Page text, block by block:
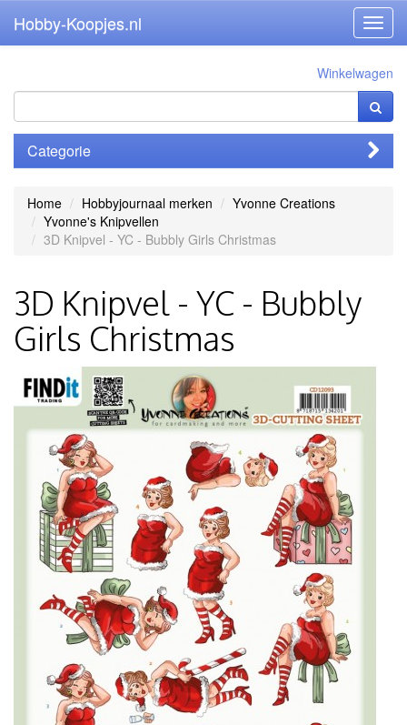
Hobby-Koopjes.nl
Winkelwagen
Categorie
Home Hobbyjournaal merken
Yvonne Creations
Yvonne's Knipvellen
3D Knipvel - YC - Bubbly Girls Christmas
3D Knipvel - YC - Bubbly
Girls Christmas